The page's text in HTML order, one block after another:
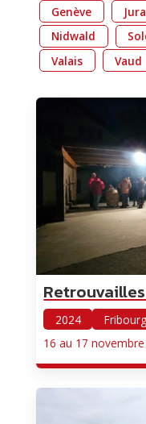
Genève
Jura
Nidwald
Valais
Vaud
2024
Fribourg
16 au 17